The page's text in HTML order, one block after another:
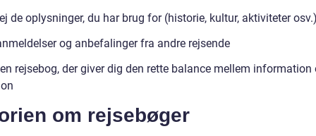
de oplysninger, du har brug for (historie, kultur, aktiviteter
og anbefalinger fra andre rejsende
rejsebog, der giver dig den rette balance mellem information
om rejsebøger